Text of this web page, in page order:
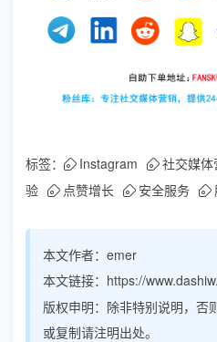
标签： Instagram 社交媒体
验
点赞增长 安全服务
本文作者： emer
本文链接： https://
版权申明： 除非特别说明，否
或复制请注明出处。